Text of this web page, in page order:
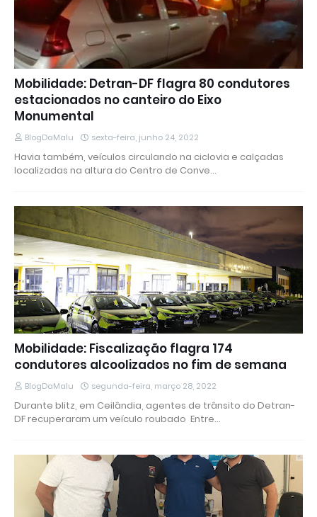
Mobilidade: Detran-DF flagra 80 condutores
estacionados no canteiro do Eixo
Monumental
BlogDaMalu sexta-feira, junho 24, 2022
Havia também, veículos circulando na ciclovia e calçadas
localizadas na altura do Centro de Conve…
Mobilidade: Fiscalização flagra 174
condutores alcoolizados no fim de semana
BlogDaMalu segunda-feira, março 28, 2022
Durante blitz, em Ceilândia, agentes de trânsito do Detran-
DF recuperaram um veículo roubado Entre…